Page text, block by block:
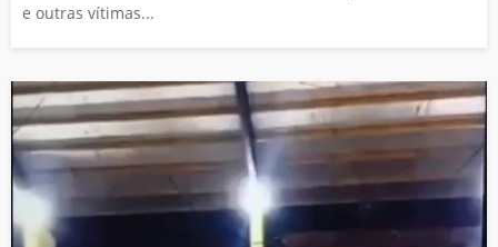
e outras vítimas...